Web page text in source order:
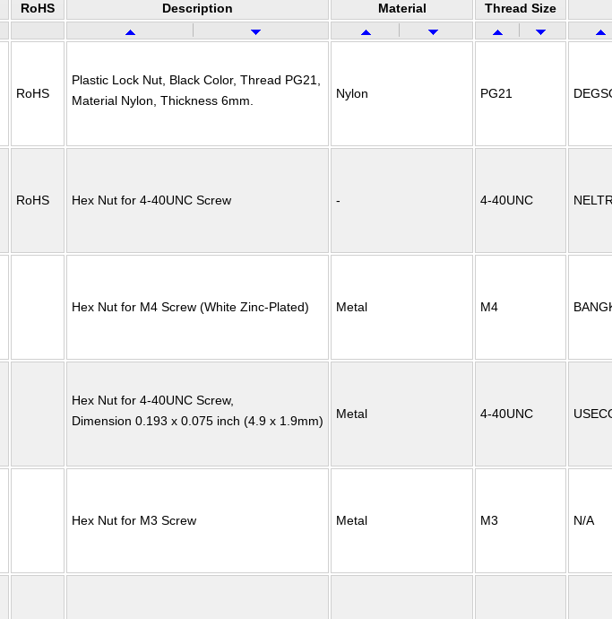
RoHS Description Material Thread Size
RoHS
Plastic Lock Nut, Black Color, Thread PG21,
Material Nylon, Thickness 6mm.
Nylon PG21
RoHS Hex Nut for 4-40UNC Screw - 4-40UNC
Hex Nut for M4 Screw (White Zinc-Plated) Metal M4
Hex Nut for 4-40UNC Screw,
Dimension 0.193 x 0.075 inch (4.9 x 1.9mm)
Metal 4-40UNC
Hex Nut for M3 Screw Metal M3 N/A